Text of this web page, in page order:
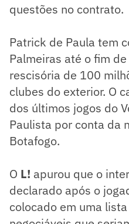
questões no contrato.
Patrick de Paula tem
Palmeiras até o fim
rescisória de 100
clubes do exterior. O
dos últimos jogos do
Paulista por conta da
Botafogo.
O L! apurou que o
declarado após o
colocado em uma